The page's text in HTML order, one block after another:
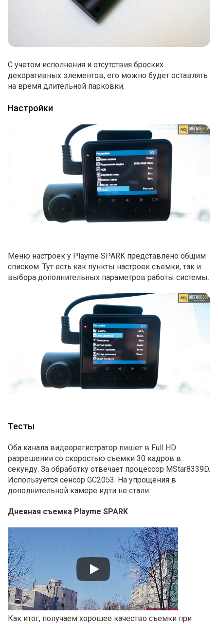
С учетом исполнения и отсутствия броских
декоративных элементов, его можно будет оставлять
на время длительной парковки.
Настройки
Меню настроек у Playme SPARK представлено общим
списком. Тут есть как пункты настроек съемки, так и
выбора дополнительных параметров работы системы.
Тесты
Оба канала видеорегистратор пишет в Full HD
разрешении со скоростью съемки 30 кадров в
секунду. За обработку отвечает процессор MStar8339D.
Используется сенсор GC2053. На упрощения в
дополнительной камере идти не стали.
Дневная съемка Playme SPARK
Как итог, получаем хорошее качество съемки при